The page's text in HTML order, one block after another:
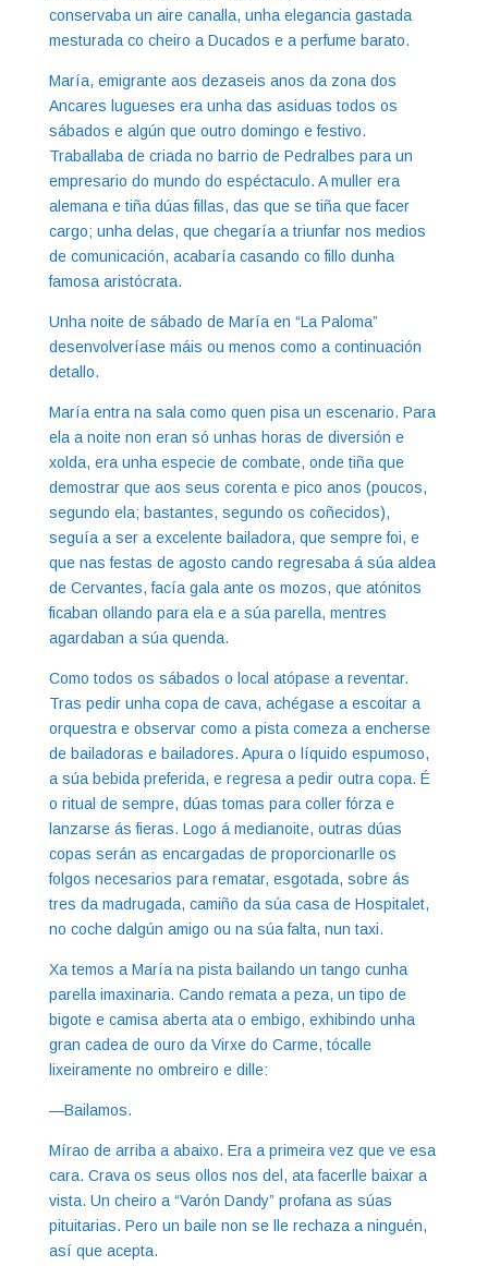
conservaba un aire canalla, unha elegancia gastada
mesturada co cheiro a Ducados e a perfume barato.
María, emigrante aos dezaseis anos da zona dos
Ancares lugueses era unha das asiduas todos os
sábados e algún que outro domingo e festivo.
Traballaba de criada no barrio de Pedralbes para un
empresario do mundo do espéctaculo. A muller era
alemana e tiña dúas fillas, das que se tiña que facer
cargo; unha delas, que chegaría a triunfar nos medios
de comunicación, acabaría casando co fillo dunha
famosa aristócrata.
Unha noite de sábado de María en “La Paloma”
desenvolveríase máis ou menos como a continuación
detallo.
María entra na sala como quen pisa un escenario. Para
ela a noite non eran só unhas horas de diversión e
xolda, era unha especie de combate, onde tiña que
demostrar que aos seus corenta e pico anos (poucos,
segundo ela; bastantes, segundo os coñecidos),
seguía a ser a excelente bailadora, que sempre foi, e
que nas festas de agosto cando regresaba á súa aldea
de Cervantes, facía gala ante os mozos, que atónitos
ficaban ollando para ela e a súa parella, mentres
agardaban a súa quenda.
Como todos os sábados o local atópase a reventar.
Tras pedir unha copa de cava, achégase a escoitar a
orquestra e observar como a pista comeza a encherse
de bailadoras e bailadores. Apura o líquido espumoso,
a súa bebida preferida, e regresa a pedir outra copa. É
o ritual de sempre, dúas tomas para coller fórza e
lanzarse ás fieras. Logo á medianoite, outras dúas
copas serán as encargadas de proporcionarlle os
folgos necesarios para rematar, esgotada, sobre ás
tres da madrugada, camiño da súa casa de Hospitalet,
no coche dalgún amigo ou na súa falta, nun taxi.
Xa temos a María na pista bailando un tango cunha
parella imaxinaria. Cando remata a peza, un tipo de
bigote e camisa aberta ata o embigo, exhibindo unha
gran cadea de ouro da Virxe do Carme, tócalle
lixeiramente no ombreiro e dille:
—Bailamos.
Mírao de arriba a abaixo. Era a primeira vez que ve esa
cara. Crava os seus ollos nos del, ata facerlle baixar a
vista. Un cheiro a “Varón Dandy” profana as súas
pituitarias. Pero un baile non se lle rechaza a ninguén,
así que acepta.